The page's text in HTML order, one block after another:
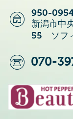
950-
新潟市中
55 ソフ
070-